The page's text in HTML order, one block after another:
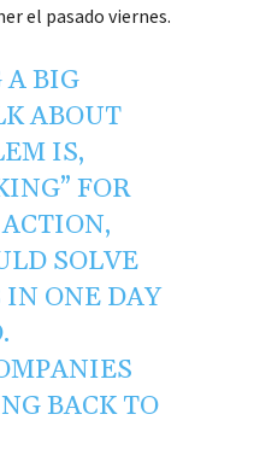
el pasado viernes.
A BIG
ABOUT
IS,
FOR
SOLVE
IN ONE DAY
BACK TO